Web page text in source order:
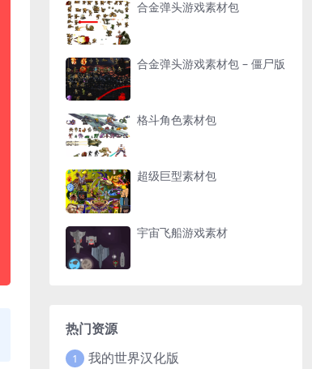
合金弹头游戏素材包
合金弹头游戏素材包 – 僵尸版
格斗角色素材包
超级巨型素材包
宇宙飞船游戏素材
热门资源
1 我的世界汉化版